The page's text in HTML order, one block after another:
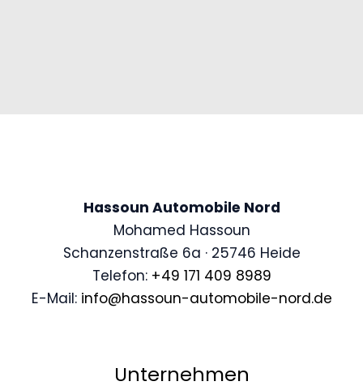
Hassoun Automobile Nord
Mohamed Hassoun
Schanzenstraße 6a · 25746 Heide
Telefon: +49 171 409 8989
E-Mail: info@hassoun-automobile-nord.de
Unternehmen